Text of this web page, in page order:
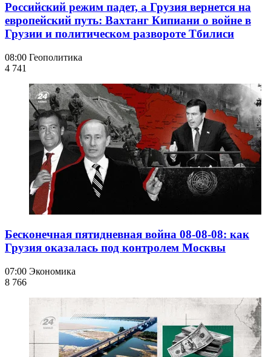
Российский режим падет, а Грузия вернется на
европейский путь: Вахтанг Кипиани о войне в
Грузии и политическом развороте Тбилиси
08:00 Геополитика
4 741
Бесконечная пятидневная война 08-08-08: как
Грузия оказалась под контролем Москвы
07:00 Экономика
8 766